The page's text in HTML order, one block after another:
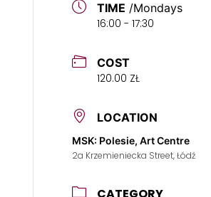
TIME /Mondays
16:00 - 17:30
COST
120.00 ZŁ
LOCATION
MSK: Polesie, Art Centre
2a Krzemieniecka Street, Łódź